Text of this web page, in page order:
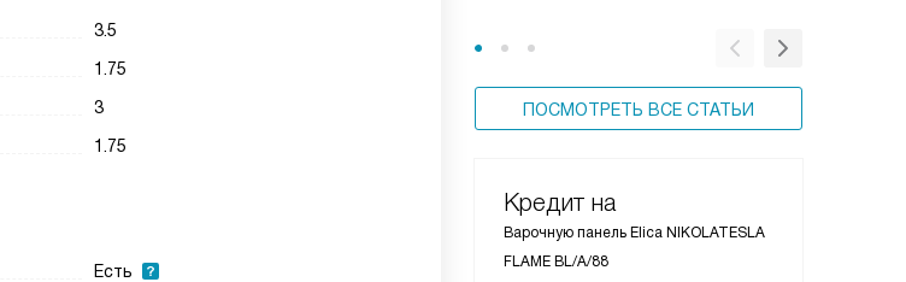
ПОСМОТРЕТЬ ВСЕ СТАТЬИ
Кредит на
Варочную панель Elica NIKOLATESLA
FLAME BL/A/88
3.5
1.75
3
1.75
Есть